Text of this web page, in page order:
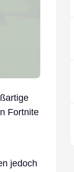
Fortnite
jedoch